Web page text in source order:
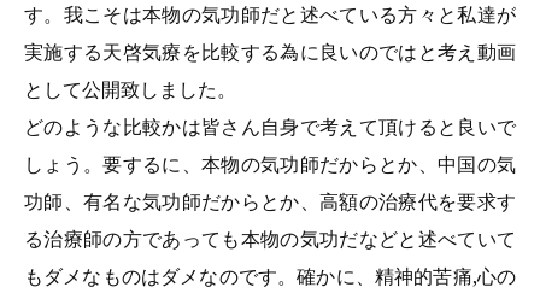
す。我こそは本物の気功師だと述べている方々と私達が
実施する天啓気療を比較する為に良いのではと考え動画
として公開致しました。
どのような比較かは皆さん自身で考えて頂けると良いで
しょう。要するに、本物の気功師だからとか、中国の気
功師、有名な気功師だからとか、高額の治療代を要求す
る治療師の方であっても本物の気功だなどと述べていて
もダメなものはダメなのです。確かに、精神的苦痛,心の